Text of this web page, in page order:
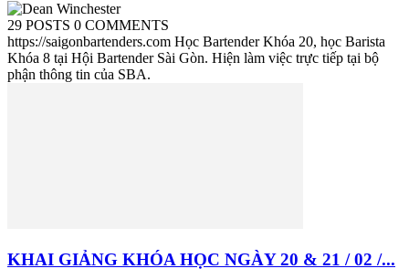
29 POSTS 0 COMMENTS
https://saigonbartenders.com Học Bartender Khóa 20, học Barista
Khóa 8 tại Hội Bartender Sài Gòn. Hiện làm việc trực tiếp tại bộ
phận thông tin của SBA.
KHAI GIẢNG KHÓA HỌC NGÀY 20 & 21 / 02 /...